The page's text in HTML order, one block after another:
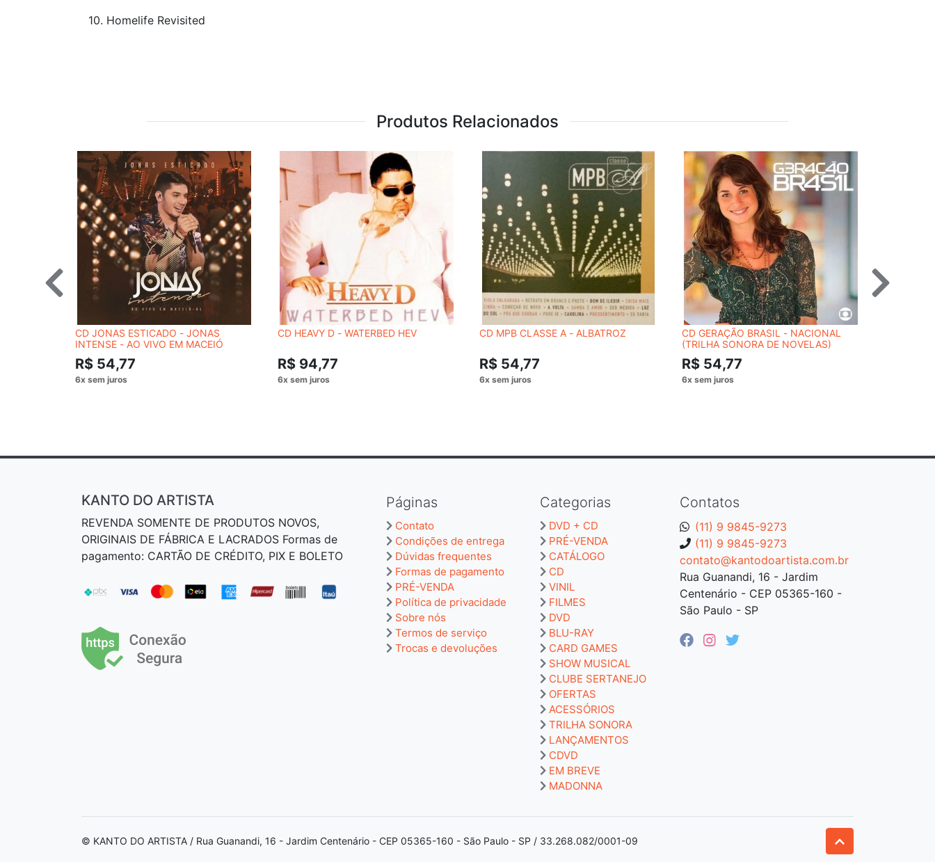
10. Homelife Revisited
Produtos Relacionados
CD JONAS ESTICADO - JONAS
INTENSE - AO VIVO EM MACEIÓ
R$ 54,77
CD HEAVY D - WATERBED HEV
R$ 94,77
CD MPB CLASSE A - ALBATROZ
R$ 54,77
CD GERAÇÃO BRASIL - NACIONAL
(TRILHA SONORA DE NOVELAS)
R$ 54,77
Contatos
(11) 9 9845-9273
(11) 9 9845-9273
contato@kantodoartista.com.br
Rua Guanandi, 16 - Jardim
Centenário - CEP 05365-160 -
São Paulo - SP
Páginas
Contato
Condições de entrega
Dúvidas frequentes
Formas de pagamento
PRÉ-VENDA
Política de privacidade
Sobre nós
Termos de serviço
Trocas e devoluções
Categorias
DVD + CD
PRÉ-VENDA
CATÁLOGO
CD
VINIL
FILMES
DVD
BLU-RAY
CARD GAMES
SHOW MUSICAL
CLUBE SERTANEJO
OFERTAS
ACESSÓRIOS
TRILHA SONORA
LANÇAMENTOS
CDVD
EM BREVE
MADONNA
KANTO DO ARTISTA
REVENDA SOMENTE DE PRODUTOS NOVOS,
ORIGINAIS DE FÁBRICA E LACRADOS Formas de
pagamento: CARTÃO DE CRÉDITO, PIX E BOLETO
© KANTO DO ARTISTA / Rua Guanandi, 16 - Jardim Centenário - CEP 05365-160 - São Paulo - SP / 33.268.082/0001-09